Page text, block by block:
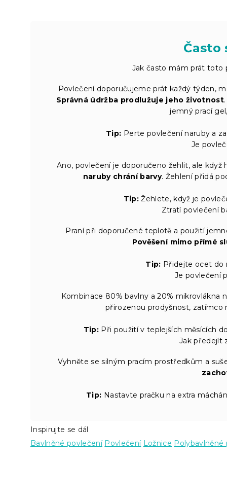
Často
Jak často mám prát toto
Povlečení doporučujeme prát každý týden,
Správná údržba prodlužuje jeho životnost
jemný prací
Tip: Perte povlečení naruby a
Je
Ano, povlečení je doporučeno žehlit, ale
naruby chrání barvy. Žehlení přidá
Tip: Žehlete, když je
Ztratí povlečení
Praní při doporučené teplotě a použití
Pověšení mimo přímé
Tip: Přidejte ocet do
Je povlečení
Kombinace 80% bavlny a 20% mikrovlákna
přirozenou prodyšnost, zatímco
Tip: Při použití v teplejších měsících
Jak předejít
Vyhněte se silným pracím prostředkům a
Tip: Nastavte pračku na extra
Inspirujte se dál
Bavlněné povlečení Povlečení Ložnice Polybavlněné